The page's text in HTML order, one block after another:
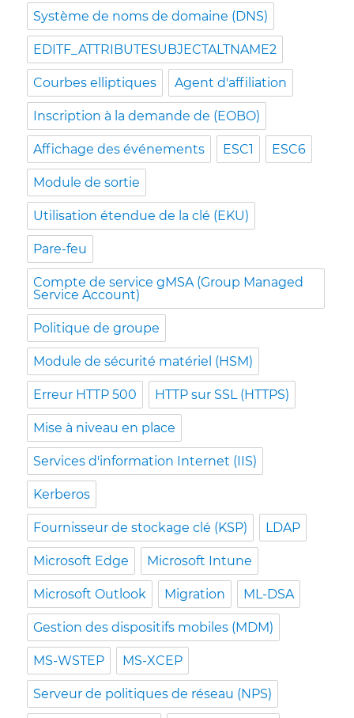
Système de noms de domaine (DNS)
EDITF_ATTRIBUTESUBJECTALTNAME2
Courbes elliptiques Agent d'affiliation
Inscription à la demande de (EOBO)
Affichage des événements ESC1 ESC6
Module de sortie
Utilisation étendue de la clé (EKU)
Pare-feu
Compte de service gMSA (Group Managed
Service Account)
Politique de groupe
Module de sécurité matériel (HSM)
Erreur HTTP 500 HTTP sur SSL (HTTPS)
Mise à niveau en place
Services d'information Internet (IIS)
Kerberos
Fournisseur de stockage clé (KSP) LDAP
Microsoft Edge Microsoft Intune
Microsoft Outlook Migration ML-DSA
Gestion des dispositifs mobiles (MDM)
MS-WSTEP MS-XCEP
Serveur de politiques de réseau (NPS)